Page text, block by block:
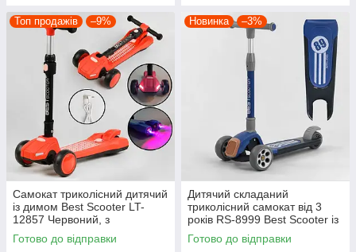
Топ продажів –9%
Самокат триколісний дитячий
із димом Best Scooter LT-
12857 Червоний, з
парогенератором, світлом і
звуками машини
Готово до відправки
Новинка –3%
Дитячий складаний
триколісний самокат від 3
років RS-8999 Best Scooter із
широкими колесами, кермо
до 77 см
Готово до відправки